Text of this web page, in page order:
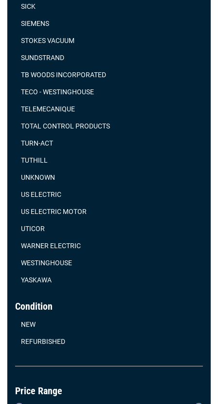
SICK
SIEMENS
STOKES VACUUM
SUNDSTRAND
TB WOODS INCORPORATED
TECO - WESTINGHOUSE
TELEMECANIQUE
TOTAL CONTROL PRODUCTS
TURN-ACT
TUTHILL
UNKNOWN
US ELECTRIC
US ELECTRIC MOTOR
UTICOR
WARNER ELECTRIC
WESTINGHOUSE
YASKAWA
Condition
NEW
REFURBISHED
Price Range